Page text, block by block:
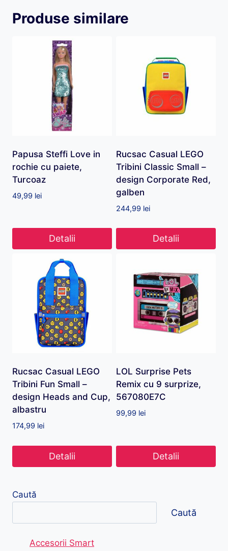
Produse similare
Papusa Steffi Love in
rochie cu paiete,
Turcoaz
49,99 lei
Detalii
Rucsac Casual LEGO
Tribini Classic Small –
design Corporate Red,
galben
244,99 lei
Detalii
Rucsac Casual LEGO
Tribini Fun Small –
design Heads and Cup,
albastru
174,99 lei
Detalii
LOL Surprise Pets
Remix cu 9 surprize,
567080E7C
99,99 lei
Detalii
Caută
Caută
Accesorii Smart